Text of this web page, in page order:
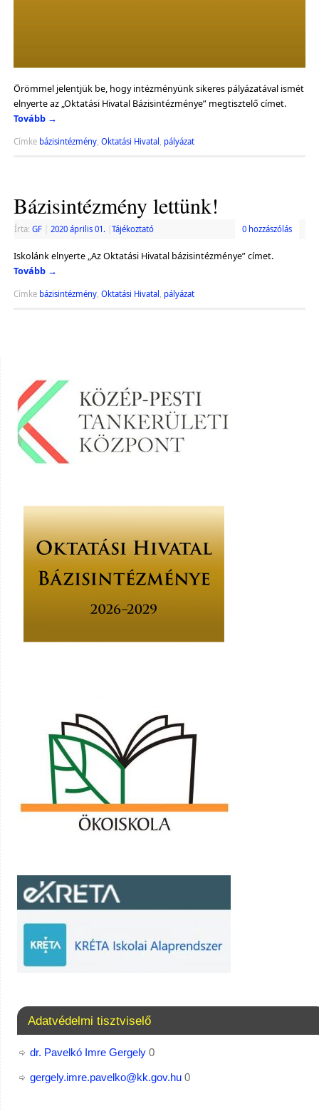
Örömmel jelentjük be, hogy intézményünk sikeres pályázatával ismét
elnyerte az „Oktatási Hivatal Bázisintézménye” megtisztelő címet.
Tovább →
Címke bázisintézmény, Oktatási Hivatal , pályázat
Bázisintézmény lettünk!
Írta: GF 2020 április 01. Tájékoztató 0 hozzászólás
Iskolánk elnyerte „Az Oktatási Hivatal bázisintézménye” címet.
Tovább →
Címke bázisintézmény, Oktatási Hivatal , pályázat
Adatvédelmi tisztviselő
dr. Pavelkó Imre Gergely0
gergely.imre.pavelko@kk.gov.hu0